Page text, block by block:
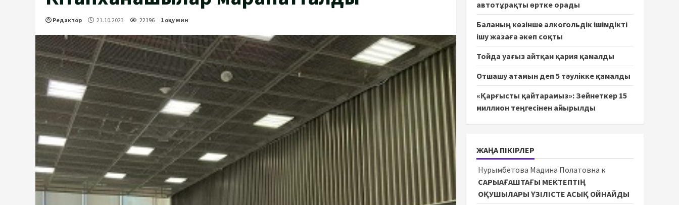
Редактор 21.10.2023 22196 1 оқу мин
автотұрақты өртке орады
Баланың көзінше алкогольдік ішімдікті
ішу жазаға әкеп соқты
Тойда уағыз айтқан қария қамалды
Отшашу атамын деп 5 тәулікке қамалды
«Қарғысты қайтарамыз»: Зейнеткер 15
миллион теңгесінен айырылды
ЖАҢА ПІКІРЛЕР
Нурымбетова Мадина Полатовна к
САРЫАҒАШТАҒЫ МЕКТЕПТІҢ
ОҚУШЫЛАРЫ ҮЗІЛІСТЕ АСЫҚ ОЙНАЙДЫ